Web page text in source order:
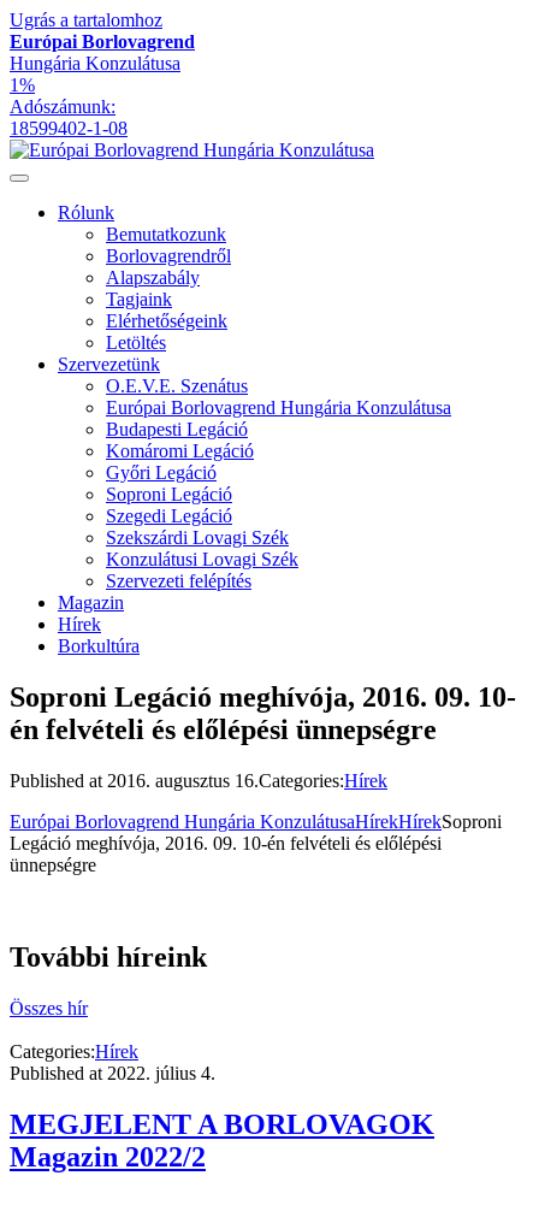
Ugrás a tartalomhoz
Európai Borlovagrend
Hungária Konzulátusa
1%
Adószámunk:
18599402-1-08
Rólunk
Bemutatkozunk
Borlovagrendről
Alapszabály
Tagjaink
Elérhetőségeink
Letöltés
Szervezetünk
O.E.V.E. Szenátus
Európai Borlovagrend Hungária Konzulátusa
Budapesti Legáció
Komáromi Legáció
Győri Legáció
Soproni Legáció
Szegedi Legáció
Szekszárdi Lovagi Szék
Konzulátusi Lovagi Szék
Szervezeti felépítés
Magazin
Hírek
Borkultúra
Soproni Legáció meghívója, 2016. 09. 10-
én felvételi és előlépési ünnepségre
Published at 2016. augusztus 16.Categories:Hírek
Európai Borlovagrend Hungária KonzulátusaHírekHírekSoproni
Legáció meghívója, 2016. 09. 10-én felvételi és előlépési
ünnepségre
További híreink
Összes hír
Categories:Hírek
Published at 2022. július 4.
MEGJELENT A BORLOVAGOK
Magazin 2022/2